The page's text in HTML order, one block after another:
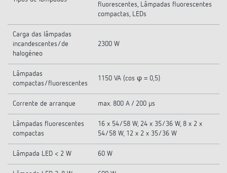
fluorescentes, Lâmpadas fluorescentes
compactas, LEDs
Carga das lâmpadas
incandescentes/de
halogéneo
2300 W
Lâmpadas
compactas/fluorescentes
1150 VA (cos φ = 0,5)
Corrente de arranque max. 800 A / 200 µs
Lâmpadas fluorescentes
compactas
16 x 54/58 W, 24 x 35/36 W, 8 x 2 x
54/58 W, 12 x 2 x 35/36 W
Lâmpada LED < 2 W 60 W